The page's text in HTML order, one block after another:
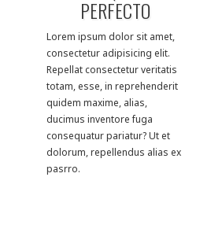
PERFECTO
Lorem ipsum dolor sit amet,
consectetur adipisicing elit.
Repellat consectetur veritatis
totam, esse, in reprehenderit
quidem maxime, alias,
ducimus inventore fuga
consequatur pariatur? Ut et
dolorum, repellendus alias ex
pasrro.